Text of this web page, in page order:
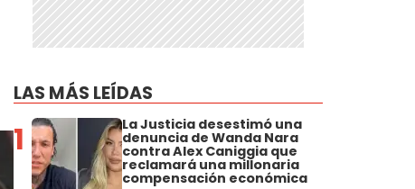
LAS MÁS LEÍDAS
1 La Justicia desestimó una
denuncia de Wanda Nara
contra Alex Caniggia que
reclamará una millonaria
compensación económica